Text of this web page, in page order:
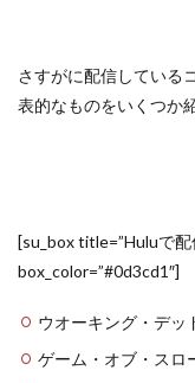
さすがに配信している
表的なものをいくつか
[su_box title=”Huluで
box_color=”#0d3cd1″]
ウオーキング・デッ
ゲーム・オブ・スロ